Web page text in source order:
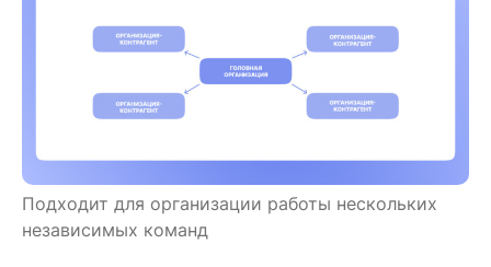
Подходит для организации работы нескольких
независимых команд